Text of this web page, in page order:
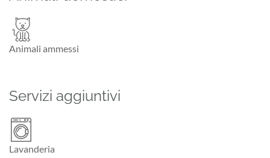
Animali ammessi
Servizi aggiuntivi
Lavanderia